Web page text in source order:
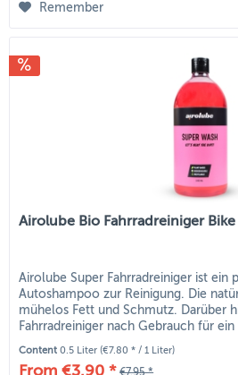
Remember
Airolube Bio Fahrradreiniger
Airolube Super Fahrradreiniger ist ein
Autoshampoo zur Reinigung. Die
mühelos Fett und Schmutz. Darüber
Fahrradreiniger nach Gebrauch für
Content0.5 Liter(€7.80 * / 1 Liter)
From €3.90 *